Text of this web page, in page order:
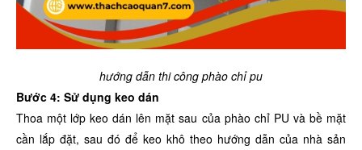
hướng dẫn thi công phào chỉ pu
Bước 4: Sử dụng keo dán
Thoa một lớp keo dán lên mặt sau của phào chỉ PU và bề mặt
cần lắp đặt, sau đó để keo khô theo hướng dẫn của nhà sản